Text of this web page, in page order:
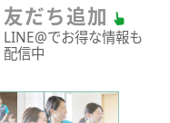
友だち追加
LINE@でお得な情報も
配信中